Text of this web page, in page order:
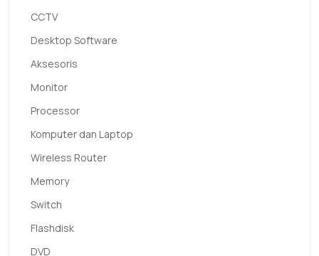
CCTV
Desktop Software
Aksesoris
Monitor
Processor
Komputer dan Laptop
Wireless Router
Memory
Switch
Flashdisk
DVD